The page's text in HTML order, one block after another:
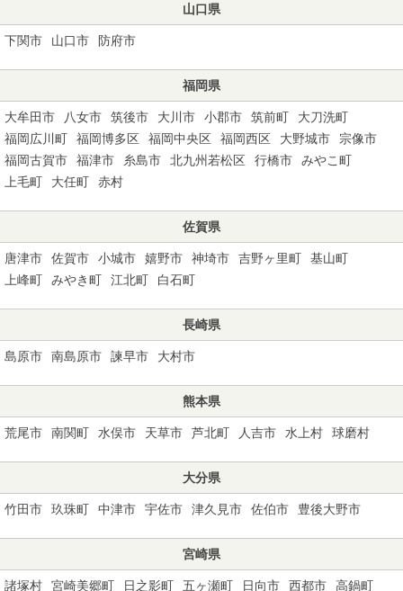
山口県
下関市 山口市 防府市
福岡県
大牟田市 八女市 筑後市 大川市 小郡市 筑前町
大刀洗町
福岡広川町
福岡博多区 福岡中央区 福岡西区 大野城市
宗像市
福岡古賀市
福津市 糸島市 北九州若松区 行橋市
みやこ町
上毛町
大任町 赤村
佐賀県
唐津市 佐賀市 小城市 嬉野市 神埼市 吉野ヶ里町
基山町
上峰町
みやき町 江北町 白石町
長崎県
島原市 南島原市 諫早市 大村市
熊本県
荒尾市 南関町 水俣市 天草市 芦北町 人吉市 水上村 球磨村
大分県
竹田市 玖珠町 中津市 宇佐市 津久見市 佐伯市 豊後大野市
宮崎県
諸塚村 宮崎美郷町 日之影町 五ヶ瀬町 日向市 西都市 高鍋町